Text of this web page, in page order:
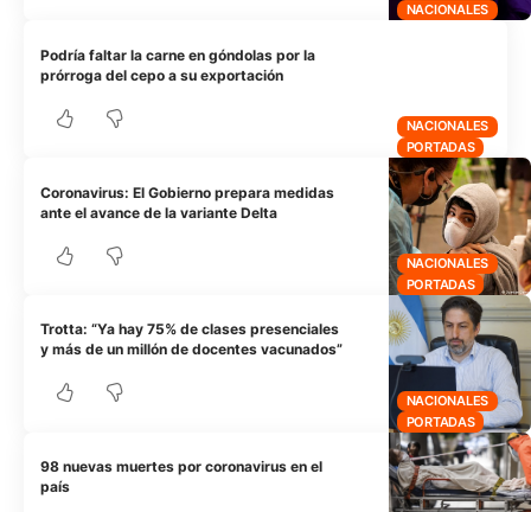
NACIONALES
NACIONALES
PORTADAS
Podría faltar la carne en góndolas por la
prórroga del cepo a su exportación
NACIONALES
PORTADAS
Coronavirus: El Gobierno prepara medidas
ante el avance de la variante Delta
NACIONALES
PORTADAS
Trotta: “Ya hay 75% de clases presenciales
y más de un millón de docentes vacunados”
98 nuevas muertes por coronavirus en el
país